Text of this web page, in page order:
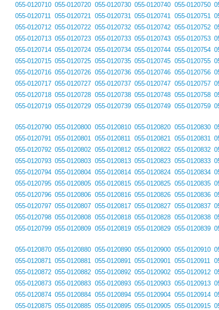
055-0120710
055-0120711
055-0120712
055-0120713
055-0120714
055-0120715
055-0120716
055-0120717
055-0120718
055-0120719
055-0120720
055-0120721
055-0120722
055-0120723
055-0120724
055-0120725
055-0120726
055-0120727
055-0120728
055-0120729
055-0120730
055-0120731
055-0120732
055-0120733
055-0120734
055-0120735
055-0120736
055-0120737
055-0120738
055-0120739
055-0120740
055-0120741
055-0120742
055-0120743
055-0120744
055-0120745
055-0120746
055-0120747
055-0120748
055-0120749
055-0120750
055-0120751
055-0120752
055-0120753
055-0120754
055-0120755
055-0120756
055-0120757
055-0120758
055-0120759
055-0120790
055-0120791
055-0120792
055-0120793
055-0120794
055-0120795
055-0120796
055-0120797
055-0120798
055-0120799
055-0120800
055-0120801
055-0120802
055-0120803
055-0120804
055-0120805
055-0120806
055-0120807
055-0120808
055-0120809
055-0120810
055-0120811
055-0120812
055-0120813
055-0120814
055-0120815
055-0120816
055-0120817
055-0120818
055-0120819
055-0120820
055-0120821
055-0120822
055-0120823
055-0120824
055-0120825
055-0120826
055-0120827
055-0120828
055-0120829
055-0120830
055-0120831
055-0120832
055-0120833
055-0120834
055-0120835
055-0120836
055-0120837
055-0120838
055-0120839
055-0120870
055-0120871
055-0120872
055-0120873
055-0120874
055-0120875
055-0120880
055-0120881
055-0120882
055-0120883
055-0120884
055-0120885
055-0120890
055-0120891
055-0120892
055-0120893
055-0120894
055-0120895
055-0120900
055-0120901
055-0120902
055-0120903
055-0120904
055-0120905
055-0120910
055-0120911
055-0120912
055-0120913
055-0120914
055-0120915